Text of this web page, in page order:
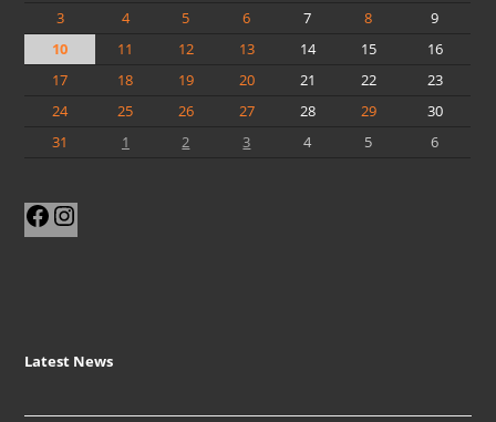
3
4 5 6 7 8
9
10
11 12 13 14 15
16
17
18 19 20 21 22
23
24
25 26 27 28 29
30
31
1 2 3 4 5 6
Facebook
Latest News